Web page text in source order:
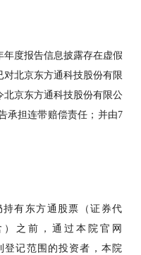
年度报告信息披露存在虚假
对北京东方通科技股份有限
北京东方通科技股份有限公
承担连带赔偿责任；并由7
持有 东方通 股票（证券代
） 之前，通过本院官网
记范围的投资者，本院